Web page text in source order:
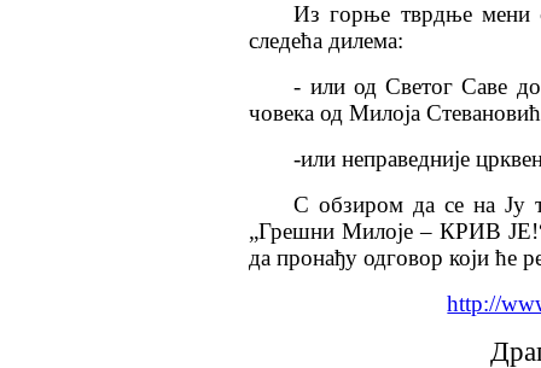
Из горње тврдње мени
следећа дилема:
- или од Светог Саве
човека од Милоја
-или неправедније
С обзиром да се на Ју
„Грешни Милоје – КРИВ
да пронађу одговор који ће
http://